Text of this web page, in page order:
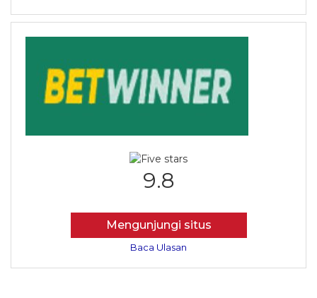
9.8
Mengunjungi situs
Baca Ulasan